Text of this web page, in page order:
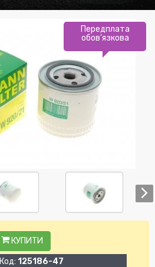
Передплата
обов'язкова
КУПИТИ
Код: 125186-47